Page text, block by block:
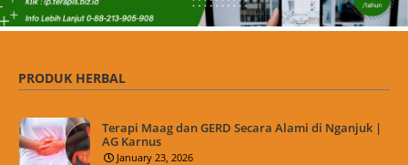
PRODUK HERBAL
Terapi Maag dan GERD Secara Alami di Nganjuk |
AG Karnus
January 23, 2026